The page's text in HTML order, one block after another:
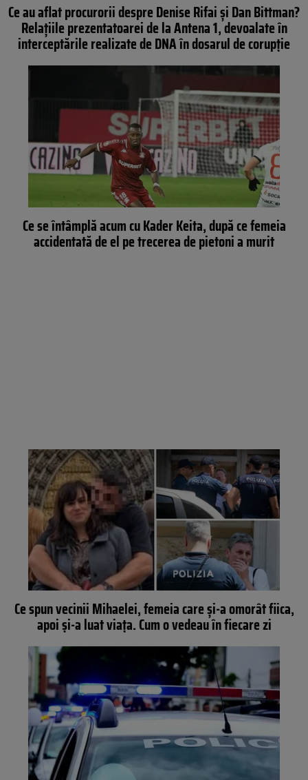
Ce au aflat procurorii despre Denise Rifai și Dan Bittman?
Relațiile prezentatoarei de la Antena 1, devoalate în
interceptările realizate de DNA în dosarul de corupție
Ce se întâmplă acum cu Kader Keita, după ce femeia
accidentată de el pe trecerea de pietoni a murit
Ce spun vecinii Mihaelei, femeia care și-a omorât fiica,
apoi și-a luat viața. Cum o vedeau în fiecare zi